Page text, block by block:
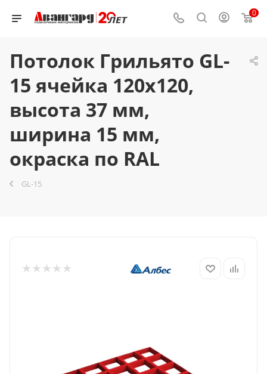
0
Потолок Грильято GL-
15 ячейка 120x120,
высота 37 мм,
ширина 15 мм,
окраска по RAL
GL-15